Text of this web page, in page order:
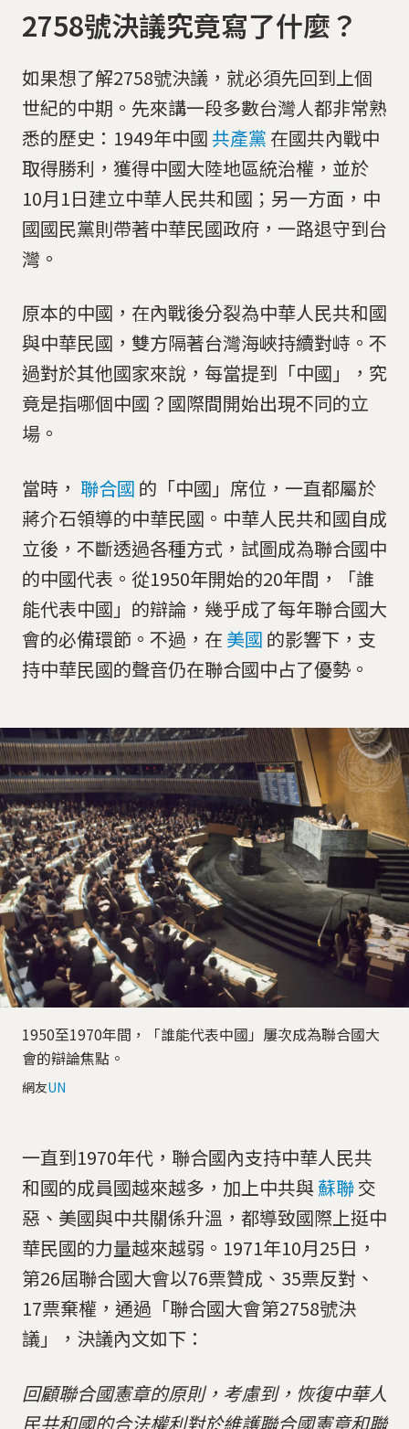
2758號決議究竟寫了什麼？
如果想了解2758號決議，就必須先回到上個
世紀的中期。先來講一段多數台灣人都非常熟
悉的歷史：1949年中國共產黨 在國共內戰中
取得勝利，獲得中國大陸地區統治權，並於
10月1日建立中華人民共和國；另一方面，中
國國民黨則帶著中華民國政府，一路退守到台
灣。
原本的中國，在內戰後分裂為中華人民共和國
與中華民國，雙方隔著台灣海峽持續對峙。不
過對於其他國家來說，每當提到「中國」，究
竟是指哪個中國？國際間開始出現不同的立
場。
當時， 聯合國 的「中國」席位，一直都屬於
蔣介石領導的中華民國。中華人民共和國自成
立後，不斷透過各種方式，試圖成為聯合國中
的中國代表。從1950年開始的20年間，「誰
能代表中國」的辯論，幾乎成了每年聯合國大
會的必備環節。不過，在 美國 的影響下，支
持中華民國的聲音仍在聯合國中占了優勢。
1950至1970年間，「誰能代表中國」屢次成為聯合國大
會的辯論焦點。
網友UN
一直到1970年代，聯合國內支持中華人民共
和國的成員國越來越多，加上中共與蘇聯交
惡、美國與中共關係升溫，都導致國際上挺中
華民國的力量越來越弱。1971年10月25日，
第26屆聯合國大會以76票贊成、35票反對、
17票棄權，通過「聯合國大會第2758號決
議」，決議內文如下：
回顧聯合國憲章的原則，考慮到，恢復中華人
民共和國的合法權利對於維護聯合國憲章和聯